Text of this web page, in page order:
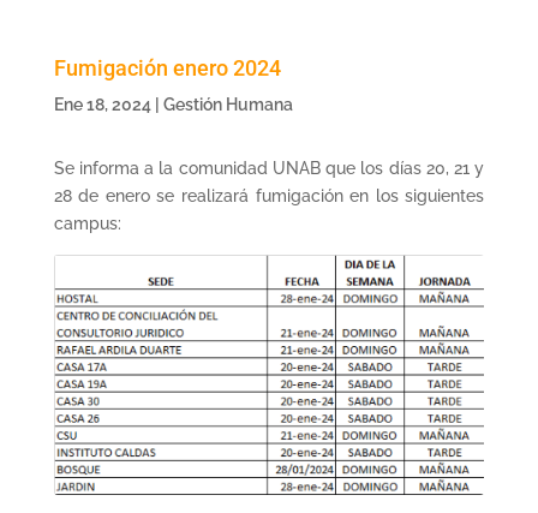
Fumigación enero 2024
Ene 18, 2024 Gestión Humana
Se informa a la comunidad UNAB que los días 20, 21 y
28 de enero se realizará fumigación en los siguientes
campus: